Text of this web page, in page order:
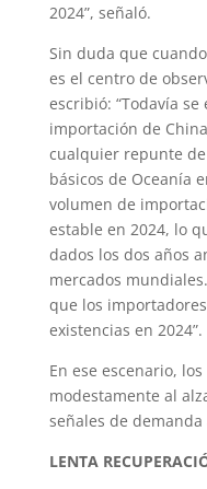
2024”, señaló.
Sin duda que
es el centro de
escribió: “Todavía
importación de
cualquier repunte
básicos de Oceanía
volumen de
estable en 2024, lo
dados los dos años
mercados
que los
existencias en 2024”.
En ese escenario,
modestamente al
señales de
LENTA